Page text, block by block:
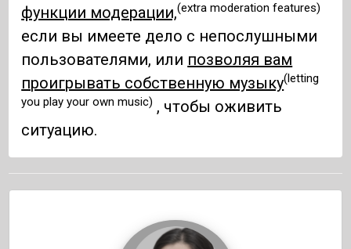
функции модерации,(extra moderation features)
если вы имеете дело с непослушными
пользователями, или позволяя вам
проигрывать собственную музыку(letting
you play your own music) , чтобы оживить
ситуацию.